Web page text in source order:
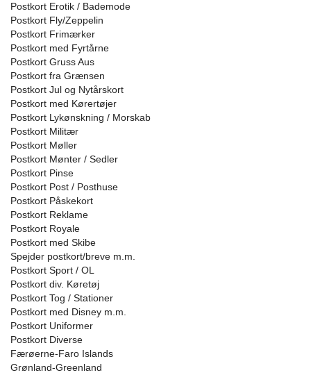
Postkort Erotik / Bademode
Postkort Fly/Zeppelin
Postkort Frimærker
Postkort med Fyrtårne
Postkort Gruss Aus
Postkort fra Grænsen
Postkort Jul og Nytårskort
Postkort med Kørertøjer
Postkort Lykønskning / Morskab
Postkort Militær
Postkort Møller
Postkort Mønter / Sedler
Postkort Pinse
Postkort Post / Posthuse
Postkort Påskekort
Postkort Reklame
Postkort Royale
Postkort med Skibe
Spejder postkort/breve m.m.
Postkort Sport / OL
Postkort div. Køretøj
Postkort Tog / Stationer
Postkort med Disney m.m.
Postkort Uniformer
Postkort Diverse
Færøerne-Faro Islands
Grønland-Greenland